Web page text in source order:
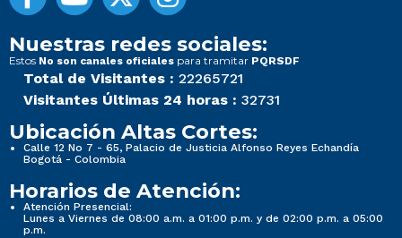
Nuestras redes sociales:
Estos No son canales oficiales para tramitar PQRSDF
Total de Visitantes : 22265721
Visitantes Últimas 24 horas : 32731
Ubicación Altas Cortes:
Calle 12 No 7 - 65, Palacio de Justicia Alfonso Reyes Echandía
Bogotá - Colombia
Horarios de Atención:
Atención Presencial:
Lunes a Viernes de 08:00 a.m. a 01:00 p.m. y de 02:00 p.m. a 05:00
p.m.